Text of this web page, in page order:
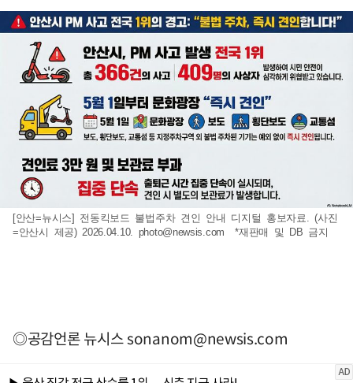
[안산=뉴시스] 전동킥보드 불법주차 견인 안내 디지털 홍보자료. (사진
=안산시 제공) 2026.04.10. photo@newsis.com *재판매 및 DB 금지
◎공감언론 뉴시스sonanom@newsis.com